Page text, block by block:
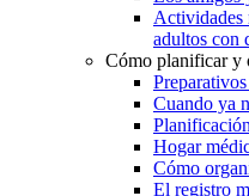
Actividades
adultos con
Cómo planificar y
Cuando ya
Hogar
Cómo
El registro